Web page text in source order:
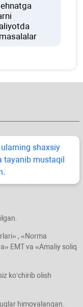
shaхsiy
tayanib mustaqil
, «Norma
EMT va «Amaliy soliq
koʻchirib olish
himoyalangan.